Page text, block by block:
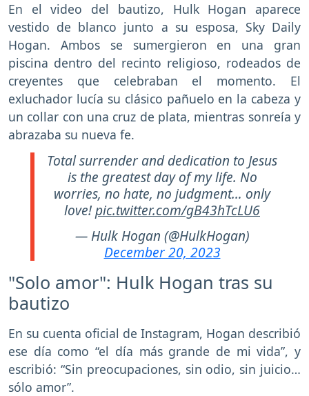
En el video del bautizo, Hulk Hogan aparece
vestido de blanco junto a su esposa, Sky Daily
Hogan. Ambos se sumergieron en una gran
piscina dentro del recinto religioso, rodeados de
creyentes que celebraban el momento. El
exluchador lucía su clásico pañuelo en la cabeza y
un collar con una cruz de plata, mientras sonreía y
abrazaba su nueva fe.
Total surrender and dedication to Jesus
is the greatest day of my life. No
worries, no hate, no judgment… only
love!pic.twitter.com/gB43hTcLU6
— Hulk Hogan (@HulkHogan)
December 20, 2023
"Solo amor": Hulk Hogan tras su
bautizo
En su cuenta oficial de Instagram, Hogan describió
ese día como “el día más grande de mi vida”, y
escribió: “Sin preocupaciones, sin odio, sin juicio…
sólo amor”.